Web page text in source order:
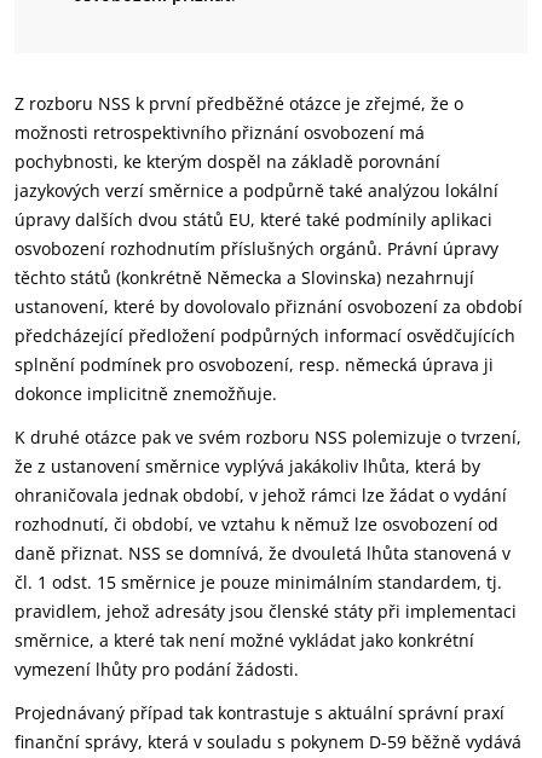
Z rozboru NSS k první předběžné otázce je zřejmé, že o
možnosti retrospektivního přiznání osvobození má
pochybnosti, ke kterým dospěl na základě porovnání
jazykových verzí směrnice a podpůrně také analýzou lokální
úpravy dalších dvou států EU, které také podmínily aplikaci
osvobození rozhodnutím příslušných orgánů. Právní úpravy
těchto států (konkrétně Německa a Slovinska) nezahrnují
ustanovení, které by dovolovalo přiznání osvobození za období
předcházející předložení podpůrných informací osvědčujících
splnění podmínek pro osvobození, resp. německá úprava ji
dokonce implicitně znemožňuje.
K druhé otázce pak ve svém rozboru NSS polemizuje o tvrzení,
že z ustanovení směrnice vyplývá jakákoliv lhůta, která by
ohraničovala jednak období, v jehož rámci lze žádat o vydání
rozhodnutí, či období, ve vztahu k němuž lze osvobození od
daně přiznat. NSS se domnívá, že dvouletá lhůta stanovená v
čl. 1 odst. 15 směrnice je pouze minimálním standardem, tj.
pravidlem, jehož adresáty jsou členské státy při implementaci
směrnice, a které tak není možné vykládat jako konkrétní
vymezení lhůty pro podání žádosti.
Projednávaný případ tak kontrastuje s aktuální správní praxí
finanční správy, která v souladu s pokynem D-59 běžně vydává